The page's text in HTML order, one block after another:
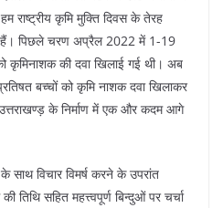
राष्ट्रीय कृमि मुक्ति दिवस के तेरह
पिछले चरण अप्रैल 2022 में 1-19
कृमिनाशक की दवा खिलाई गई थी। अब
बच्चों को कृमि नाशक दवा खिलाकर
के निर्माण में एक और कदम आगे
साथ विचार विमर्ष करने के उपरांत
तिथि सहित महत्त्वपूर्ण बिन्दुओं पर चर्चा